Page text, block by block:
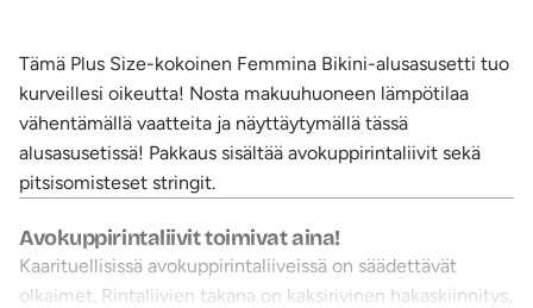
Tämä Plus Size-kokoinen Femmina Bikini-alusasusetti tuo
kurveillesi oikeutta! Nosta makuuhuoneen lämpötilaa
vähentämällä vaatteita ja näyttäytymällä tässä
alusasusetissä! Pakkaus sisältää avokuppirintaliivit sekä
pitsisomisteset stringit.
Avokuppirintaliivit toimivat aina!
Kaarituellisissä avokuppirintaliiveissä on säädettävät
olkaimet. Rintaliivien takana on kaksirivinen hakaskiinnitys,